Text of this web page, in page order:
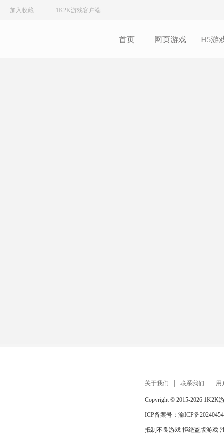
加入收藏 1K2K游戏客户端
首页 网页游戏 H5游
关于我们 联系我们 用
Copyright © 2015-2026 1K2K
ICP备案号： 渝ICP备
抵制不良游戏 拒绝盗版游戏